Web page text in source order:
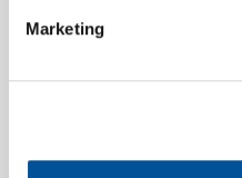
Marketing